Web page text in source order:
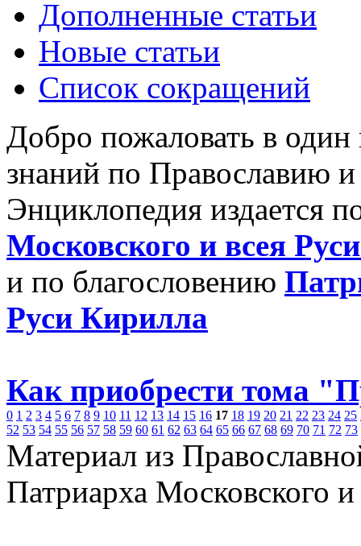
Дополненные статьи
Новые статьи
Список сокращений
Добро пожаловать в
знаний по Православию
Энциклопедия издается
Московского и всея
и по благословению
Руси Кирилла
Как приобрести тома
0 1 2 3 4 5 6 7 8 9 10 11 12 13 14 15 16 17 18 19 20 21 22 23 24 25
52 53 54 55 56 57 58 59 60 61 62 63 64 65 66 67 68 69 70 71 72 73
Материал из
Патриарха Московского